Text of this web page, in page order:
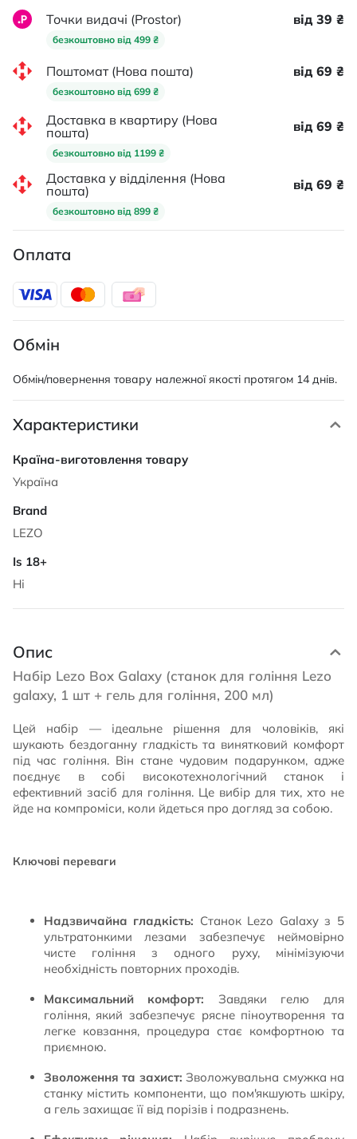
Точки видачі (Prostor)
безкоштовно від 499 ₴
від 39 ₴
Поштомат (Нова пошта)
безкоштовно від 699 ₴
від 69 ₴
Доставка в квартиру (Нова
пошта)
безкоштовно від 1199 ₴
від 69 ₴
Доставка у відділення (Нова
пошта)
безкоштовно від 899 ₴
від 69 ₴
Оплата
Обмін
Обмін/повернення товару належної якості протягом 14 днів.
Характеристики
Характеристики
Україна
LEZO
Ні
Опис
Набір Lezo Box Galaxy (станок для гоління Lezo
galaxy, 1 шт + гель для гоління, 200 мл)
Цей набір — ідеальне рішення для чоловіків, які
шукають бездоганну гладкість та винятковий комфорт
під час гоління. Він стане чудовим подарунком, адже
поєднує в собі високотехнологічний станок і
ефективний засіб для гоління. Це вибір для тих, хто не
йде на компроміси, коли йдеться про догляд за собою.
Ключові переваги
Надзвичайна гладкість: Станок Lezo Galaxy з 5
ультратонкими лезами забезпечує неймовірно
чисте гоління з одного руху, мінімізуючи
необхідність повторних проходів.
Максимальний комфорт: Завдяки гелю для
гоління, який забезпечує рясне піноутворення та
легке ковзання, процедура стає комфортною та
приємною.
Зволоження та захист: Зволожувальна смужка на
станку містить компоненти, що пом'якшують шкіру,
а гель захищає її від порізів і подразнень.